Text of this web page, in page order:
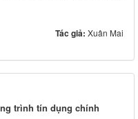
Tác giả: Xuân Mai
trình tín dụng chính